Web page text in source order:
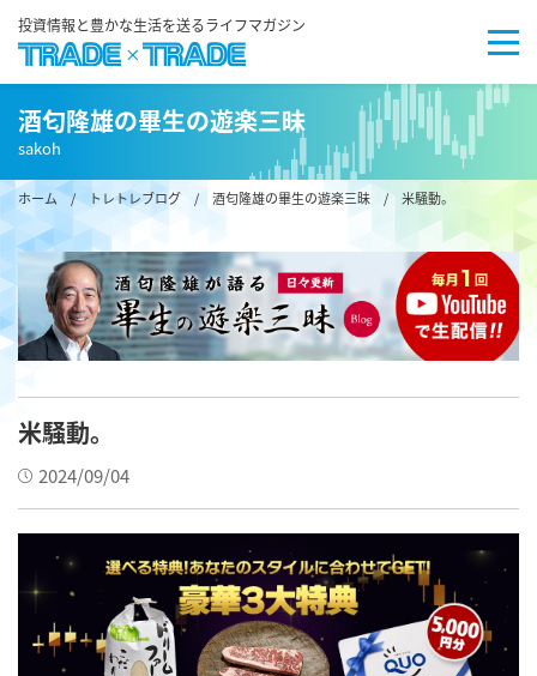
投資情報と豊かな生活を送るライフマガジン
酒匂隆雄の畢生の遊楽三昧
sakoh
ホーム/ トレトレブログ / 酒匂隆雄の畢生の遊楽三昧 / 米騒動。
米騒動。
2024/09/04